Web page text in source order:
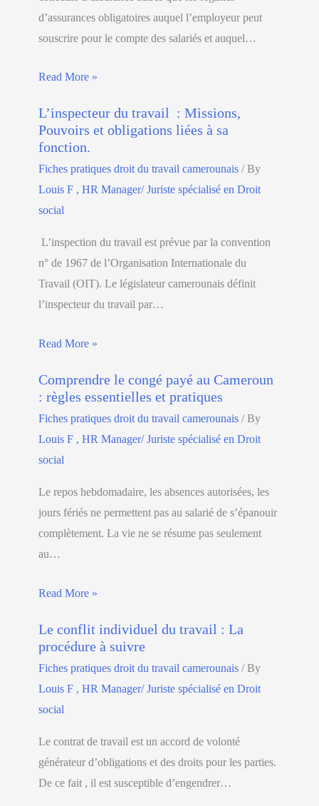
d’assurances obligatoires auquel l’employeur peut
souscrire pour le compte des salariés et auquel…
Read More »
L’inspecteur du travail : Missions,
Pouvoirs et obligations liées à sa
fonction.
Fiches pratiques droit du travail camerounais / By
Louis F , HR Manager/ Juriste spécialisé en Droit
social
L’inspection du travail est prévue par la convention
n° de 1967 de l’Organisation Internationale du
Travail (OIT). Le législateur camerounais définit
l’inspecteur du travail par…
Read More »
Comprendre le congé payé au Cameroun
: règles essentielles et pratiques
Fiches pratiques droit du travail camerounais / By
Louis F , HR Manager/ Juriste spécialisé en Droit
social
Le repos hebdomadaire, les absences autorisées, les
jours fériés ne permettent pas au salarié de s’épanouir
complètement. La vie ne se résume pas seulement
au…
Read More »
Le conflit individuel du travail : La
procédure à suivre
Fiches pratiques droit du travail camerounais / By
Louis F , HR Manager/ Juriste spécialisé en Droit
social
Le contrat de travail est un accord de volonté
générateur d’obligations et des droits pour les parties.
De ce fait , il est susceptible d’engendrer…